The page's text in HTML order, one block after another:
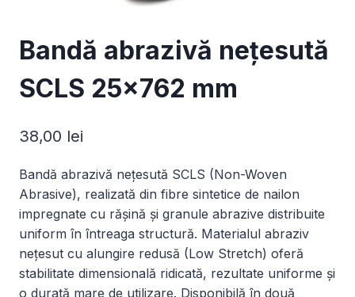
Bandă abrazivă nețesută
SCLS 25×762 mm
38,00 lei
Bandă abrazivă nețesută SCLS (Non-Woven
Abrasive), realizată din fibre sintetice de nailon
impregnate cu rășină și granule abrazive distribuite
uniform în întreaga structură. Materialul abraziv
nețesut cu alungire redusă (Low Stretch) oferă
stabilitate dimensională ridicată, rezultate uniforme și
o durată mare de utilizare. Disponibilă în două